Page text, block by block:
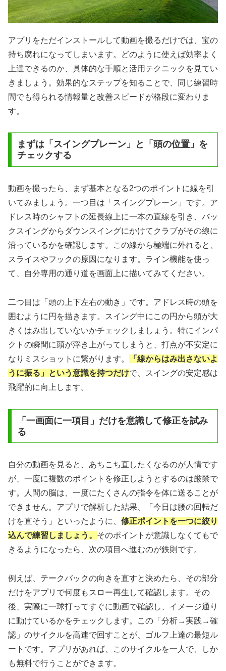
アプリをただインストールして動画を撮るだけでは、宝の
持ち腐れになってしまいます。どのように使えば効率よく
上達できるのか、具体的な手順と活用テクニックを見てい
きましょう。効果的なステップを知ることで、同じ練習時
間でも得られる情報量と改善スピードが格段に変わりま
す。
まずは「スイングプレーン」と「頭の位置」を
チェックする
動画を撮ったら、まず基本となる2つのポイントに線を引
いてみましょう。一つ目は「スイングプレーン」です。ア
ドレス時のシャフトの延長線上に一本の直線を引き、バッ
クスイングからダウンスイングにかけてクラブがその線に
沿っているかを確認します。この線から極端に外れると、
スライスやフックの原因になります。ライン機能を使っ
て、自分専用の通り道を画面上に描いてみてください。
二つ目は「頭の上下左右の動き」です。アドレス時の頭を
囲むように円を描きます。スイング中にこの円から頭が大
きくはみ出していないかチェックしましょう。特にインパ
クトの瞬間に頭が浮き上がってしまうと、打点が不安定に
なりミスショットに繋がります。
「線からはみ出さないよ
うに振る」という意識を持つだけで、スイングの安定感は
飛躍的に向上します。
「一画面に一項目」だけを意識して修正を試み
る
自分の動画を見ると、あちこち直したくなるのが人情です
が、一度に複数のポイントを修正しようとするのは厳禁で
す。人間の脳は、一度にたくさんの指令を体に送ることが
できません。アプリで解析した結果、「今日は腰の回転だ
けを直そう」といったように、 修正ポイントを一つに絞り
込んで練習しましょう。 そのポイントが意識しなくてもで
きるようになったら、次の項目へ進むのが鉄則です。
例えば、テークバックの向きを直すと決めたら、その部分
だけをアプリで何度もスロー再生して確認します。その
後、実際に一球打ってすぐに動画で確認し、イメージ通り
に動けているかをチェックします。この「分析→実践→確
認」のサイクルを高速で回すことが、ゴルフ上達の最短ル
ートです。アプリがあれば、このサイクルを一人で、しか
も無料で行うことができます。